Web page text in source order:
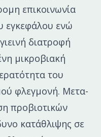
επικοινωνία
εγκεφάλου ενώ
διατροφή
μικροβιακή
του
φλεγμονή. Μετα-
προβιοτικών
κατάθλιψης σε